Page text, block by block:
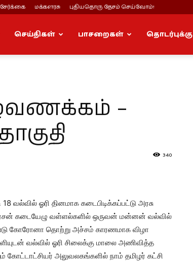
சேர்க்கை மக்களரசு புதியதொரு தேசம் செய்வோம்!
செய்திகள் பாசறைகள் தொடர்புக்கு
–
340
ஓரி தினமாக கடைபிடிக்கப்பட்டு அரசு
கடையேழு வள்ளல்களில் ஒருவன் மன்னன் வல்வில்
கோரோனா தொற்று அச்சம் காரணமாக விழா
வல்வில் ஓரி சிலைக்கு மாலை அணிவித்த
கோட்டாட்சியர் அலுவலகங்களில் நாம் தமிழர் கட்சி